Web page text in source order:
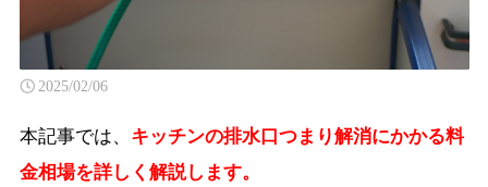
2025/02/06
本記事では、 キッチンの排水口つまり解消にかかる料
金相場を詳しく解説します。